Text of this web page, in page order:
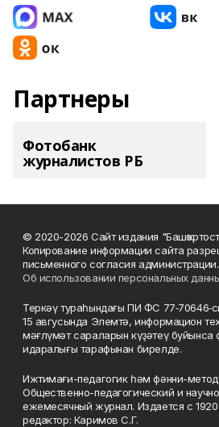
Партнеры
Фотобанк
журналистов РБ
© 2020-2026 Сайт издания
Копирование информации сайта
письменного согласия администрации.
Об использовании персональных
Теркәү тураһындағы ПИ ФС
15 авгусында Элемтә, информацион
мәғлүмәт сараларын күҙәтеү буйынса
идаралығы тарафынан бирелде.
Ижтимағи-педагогик һәм фәнни-
Общественно-педагогический и
ежемесячный журнал. Издается с
редактор: Каримов С.Г.